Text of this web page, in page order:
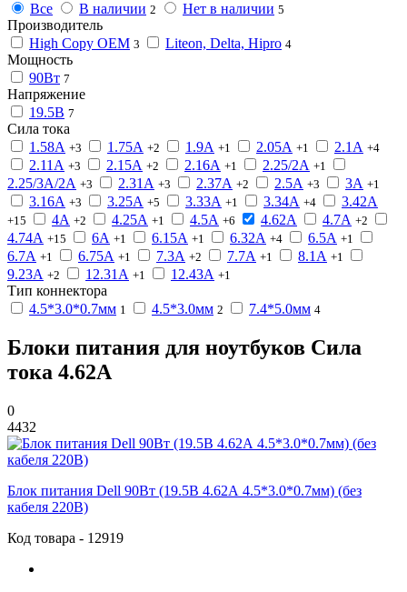
Все
В наличии 2 Нет в наличии 5
Производитель
High Copy OEM 3 Liteon, Delta, Hipro 4
Мощность
90Вт 7
Напряжение
19.5В 7
Сила тока
1.58А +3 1.75А +2 1.9А +1 2.05А +1 2.1А +4
2.11А +3 2.15А +2 2.16А +1 2.25/2А +1
2.25/3А/2А +3 2.31А +3 2.37А +2 2.5А +3 3А +1
3.16А +3 3.25А +5 3.33А +1 3.34А +4 3.42А
+15 4А +2 4.25А +1 4.5А +6 4.62А 4.7А +2
4.74А +15 6А +1 6.15А +1 6.32А +4 6.5А +1
6.7А +1 6.75А +1 7.3А +2 7.7А +1 8.1А +1
9.23А +2 12.31А +1 12.43А +1
Тип коннектора
4.5*3.0*0.7мм 1 4.5*3.0мм 2 7.4*5.0мм 4
Блоки питания для ноутбуков Сила
тока 4.62А
0
4432
Блок питания Dell 90Вт (19.5В 4.62А 4.5*3.0*0.7мм) (без
кабеля 220В)
Код товара - 12919